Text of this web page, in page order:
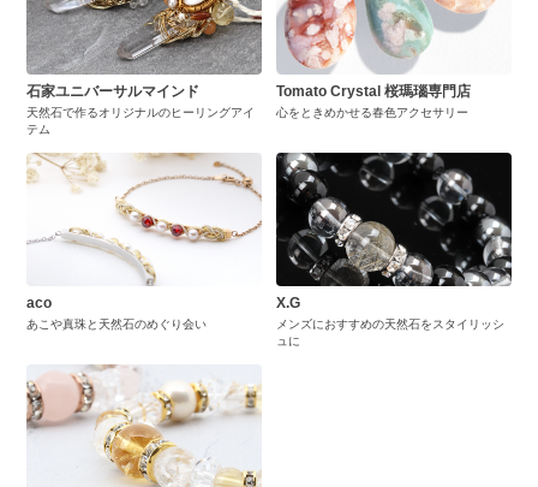
石家ユニバーサルマインド
天然石で作るオリジナルのヒーリングアイ
テム
Tomato Crystal 桜瑪瑙専門店
心をときめかせる春色アクセサリー
aco
あこや真珠と天然石のめぐり会い
X.G
メンズにおすすめの天然石をスタイリッシ
ュに